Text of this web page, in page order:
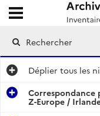
Archives
Ouvrir le menu
Déplier tous les
Correspondance
Z-Europe /